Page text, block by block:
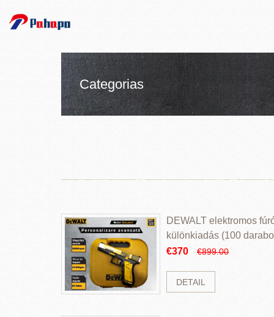
Categorias
DEWALT elektromos
különkiadás (100
€370
€899.00
DETAIL